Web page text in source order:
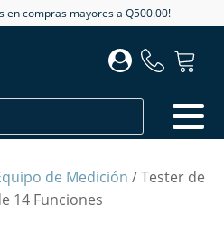
en compras mayores a Q500.00!
de Medición / Tester de
14 Funciones